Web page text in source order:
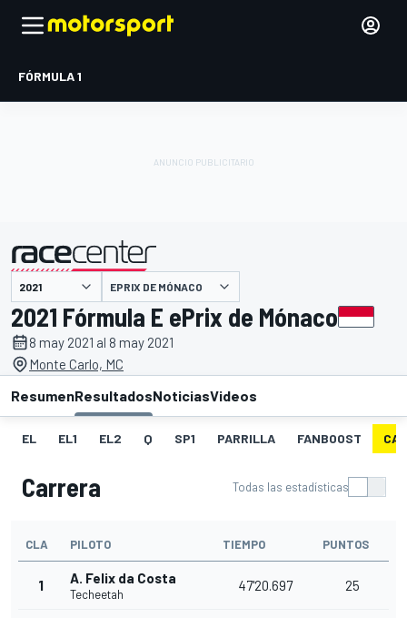
FÓRMULA 1
presentado por EPRIX DE MÓNACO
2021 Fórmula E ePrix de Mónaco
8 may 2021 al 8 may 2021
Monte Carlo, MC
ResumenResultadosNoticiasVideos
EL EL1 EL2 Q SP1 PARRILLA FANBOOST
Carrera Todas las estadísticas
CLA PILOTO TIEMPO PUNTOS
1 A. Felix da Costa
Techeetah
47'20.697 25